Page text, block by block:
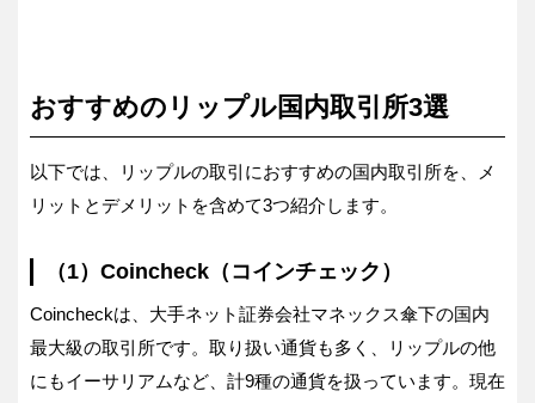
おすすめのリップル国内取引所3選
以下では、リップルの取引におすすめの国内取引所を、メ
リットとデメリットを含めて3つ紹介します。
（1）Coincheck（コインチェック）
Coincheckは、大手ネット証券会社マネックス傘下の国内
最大級の取引所です。取り扱い通貨も多く、リップルの他
にもイーサリアムなど、計9種の通貨を扱っています。現在